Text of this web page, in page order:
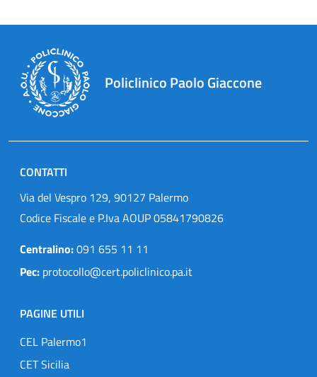
Policlinico Paolo Giaccone
CONTATTI
Via del Vespro 129, 90127 Palermo
Codice Fiscale e P.Iva AOUP 05841790826
Centralino:091 655 11 11
Pec: protocollo@cert.policlinico.pa.it
PAGINE UTILI
CEL Palermo1
CET Sicilia